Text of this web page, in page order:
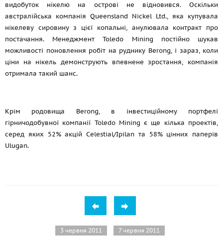
видобуток нікелю на острові не відновився. Оскільки
австралійська компанія Queensland Nickel Ltd., яка купувала
нікелеву сировину з цієї копальні, анулювала контракт про
постачання. Менеджмент Toledo Mining постійно шукав
можливості поновлення робіт на руднику Berong, і зараз, коли
ціни на нікель демонструють впевнене зростання, компанія
отримала такий шанс.
Крім родовища Berong, в інвестиційному портфелі
гірничодобувної компанії Toledo Mining є ще кілька проектів,
серед яких 52% акцій Celestial/Ipilan та 58% цінних паперів
Ulugan.
3 червня 2011 7 червня 2011